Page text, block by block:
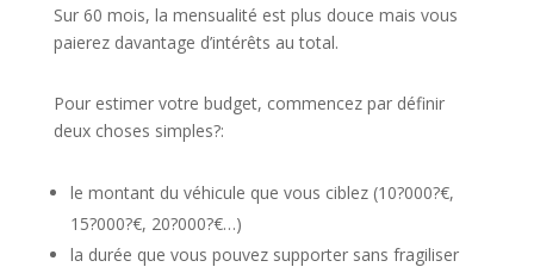
Sur 60 mois, la mensualité est plus douce mais vous
paierez davantage d’intérêts au total.
Pour estimer votre budget, commencez par définir
deux choses simples?:
le montant du véhicule que vous ciblez (10?000?€,
15?000?€, 20?000?€…)
la durée que vous pouvez supporter sans fragiliser